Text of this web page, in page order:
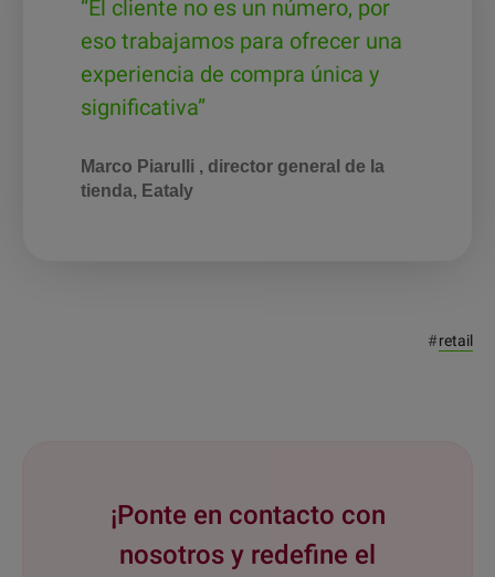
“El cliente no es un número, por
eso trabajamos para ofrecer una
experiencia de compra única y
significativa”
Marco Piarulli , director general de la
tienda, Eataly
#retail
¡Ponte en contacto con
nosotros y redefine el